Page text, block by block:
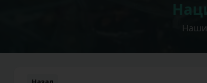
Наши